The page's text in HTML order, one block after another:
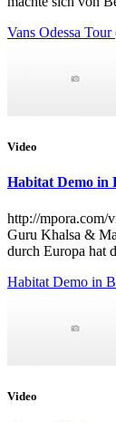
Vans Odessa Tour
Video
Habitat Demo in
http://
Guru Khalsa &
durch Europa hat
Habitat Demo in
Video